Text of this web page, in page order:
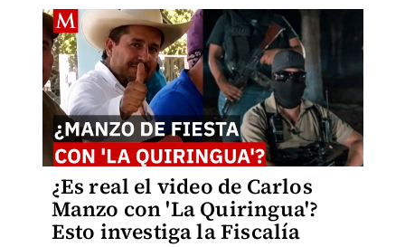
¿Es real el video de Carlos
Manzo con 'La Quiringua'?
Esto investiga la Fiscalía